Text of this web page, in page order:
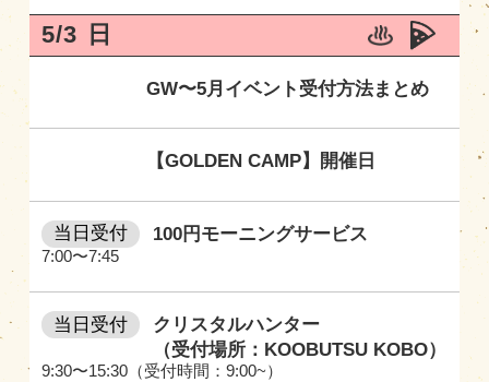
5/3 日
GW〜5月イベント受付方法まとめ
【GOLDEN CAMP】開催日
7:00〜7:45
当日受付 100円モーニングサービス
9:30〜15:30（受付時間：9:00~）
当日受付
クリスタルハンター
（受付場所：KOOBUTSU KOBO）